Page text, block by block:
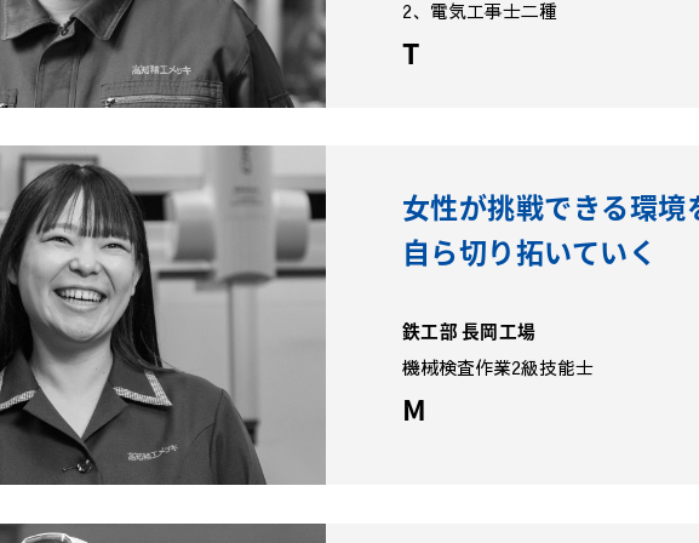
2、電気工事士二種
T
女性が挑戦できる環境
自ら切り拓いていく
鉄工部 長岡工場
機械検査作業2級技能士
M